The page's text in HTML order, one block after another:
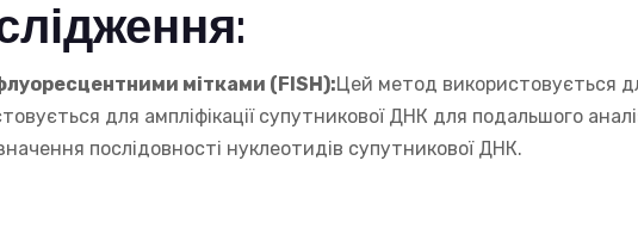
мітками (FISH):Цей метод використовується
для ампліфікації супутникової ДНК для подальшого
послідовності нуклеотидів супутникової ДНК.